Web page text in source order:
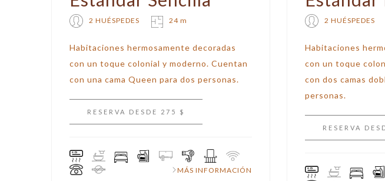
2 HUÉSPEDES 24 m
Habitaciones hermosamente decoradas
con un toque colonial y moderno. Cuentan
con una cama Queen para dos personas.
RESERVA DESDE 275 $
MÁS INFORMACIÓN
2 HUÉSPEDES
Habitaciones
con un toque
con dos camas
personas.
RESERVA